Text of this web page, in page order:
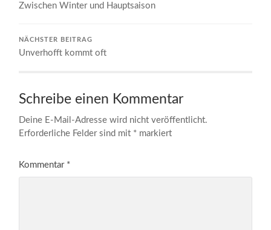
Zwischen Winter und Hauptsaison
NÄCHSTER BEITRAG
Unverhofft kommt oft
Schreibe einen Kommentar
Deine E-Mail-Adresse wird nicht veröffentlicht.
Erforderliche Felder sind mit * markiert
Kommentar *